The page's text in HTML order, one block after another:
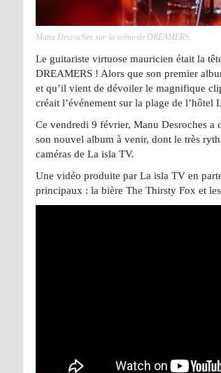
Manu Desroches sur la scène de DREAMERS.
Le guitariste virtuose mauricien était la
DREAMERS ! Alors que son premier
et qu’il vient de dévoiler le magnifique
créait l’événement sur la plage de l’hôtel
Ce vendredi 9 février, Manu Desroches a
son nouvel album à venir, dont le très
caméras de La isla TV.
Une vidéo produite par La isla TV en
principaux : la bière The Thirsty Fox et